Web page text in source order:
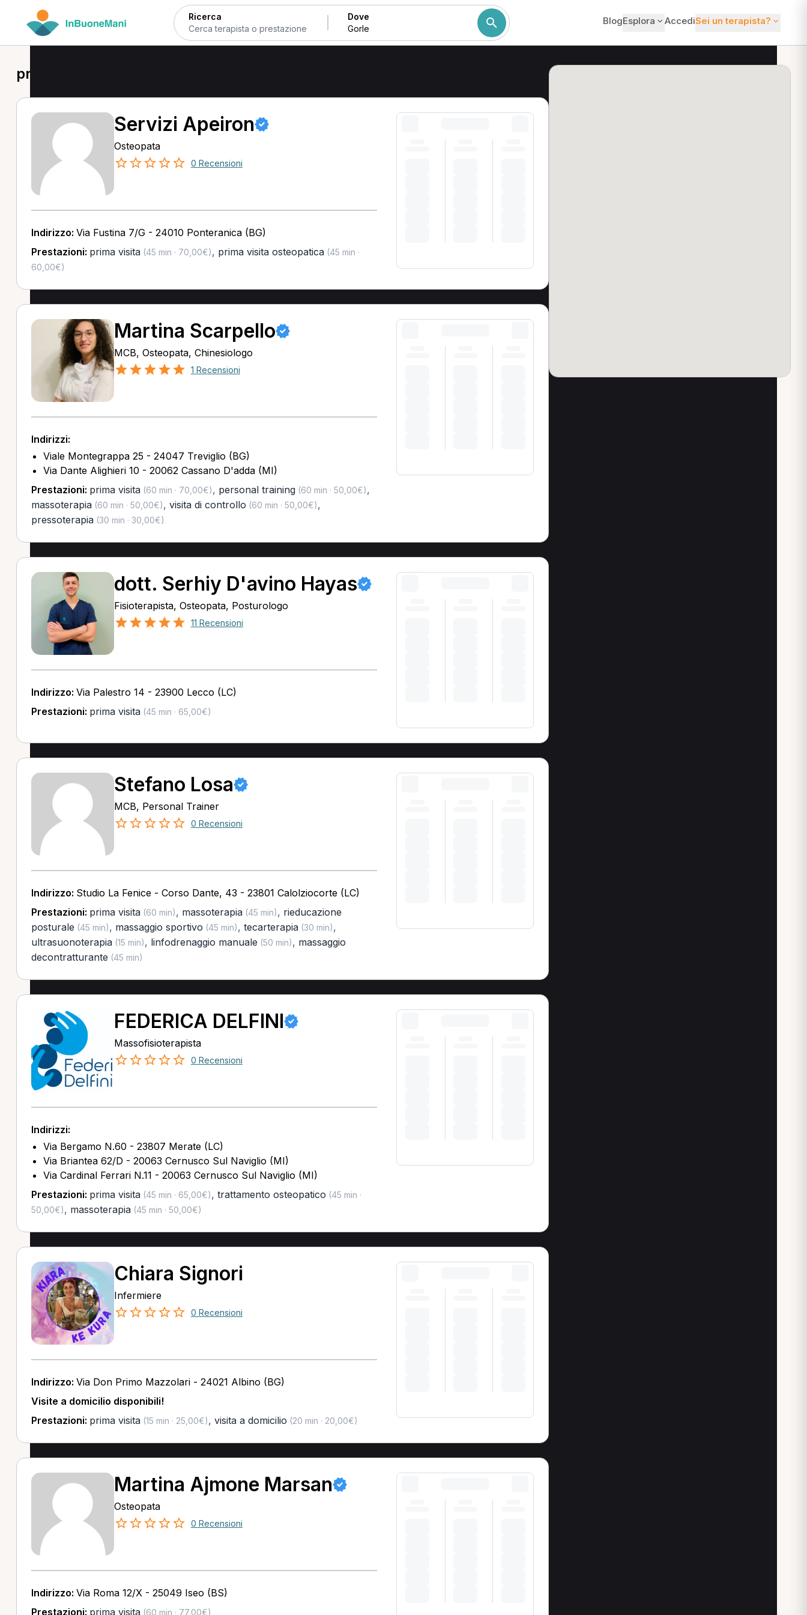
Ricerca Dove BlogEsplora AccediSei un terapista?
prima visita a Gorle
Servizi Apeiron
Osteopata
0 Recensioni
Indirizzo: Via Fustina 7/G - 24010 Ponteranica (BG)
Prestazioni: prima visita(45 min · 70,00€), prima visita osteopatica(45 min ·
60,00€)
Martina Scarpello
MCB, Osteopata, Chinesiologo
1 Recensioni
Indirizzi:
Viale Montegrappa 25 - 24047 Treviglio (BG)
Via Dante Alighieri 10 - 20062 Cassano D'adda (MI)
Prestazioni: prima visita(60 min · 70,00€), personal training(60 min · 50,00€),
massoterapia(60 min · 50,00€), visita di controllo (60 min · 50,00€),
pressoterapia(30 min · 30,00€)
dott. Serhiy D'avino Hayas
Fisioterapista, Osteopata, Posturologo
11 Recensioni
Indirizzo: Via Palestro 14 - 23900 Lecco (LC)
Prestazioni: prima visita(45 min · 65,00€)
Stefano Losa
MCB, Personal Trainer
0 Recensioni
Indirizzo: Studio La Fenice - Corso Dante, 43 - 23801 Calolziocorte (LC)
Prestazioni: prima visita(60 min), massoterapia(45 min), rieducazione
posturale (45 min), massaggio sportivo (45 min), tecarterapia(30 min),
ultrasuonoterapia(15 min), linfodrenaggio manuale (50 min), massaggio
decontratturante (45 min)
FEDERICA DELFINI
Massofisioterapista
0 Recensioni
Indirizzi:
Via Bergamo N.60 - 23807 Merate (LC)
Via Briantea 62/D - 20063 Cernusco Sul Naviglio (MI)
Via Cardinal Ferrari N.11 - 20063 Cernusco Sul Naviglio (MI)
Prestazioni: prima visita(45 min · 65,00€), trattamento osteopatico (45 min ·
50,00€), massoterapia(45 min · 50,00€)
Chiara Signori
Infermiere
0 Recensioni
Indirizzo: Via Don Primo Mazzolari - 24021 Albino (BG)
Visite a domicilio disponibili!
Prestazioni: prima visita(15 min · 25,00€), visita a domicilio (20 min · 20,00€)
Martina Ajmone Marsan
Osteopata
0 Recensioni
Indirizzo: Via Roma 12/X - 25049 Iseo (BS)
Prestazioni: prima visita(60 min · 77,00€)